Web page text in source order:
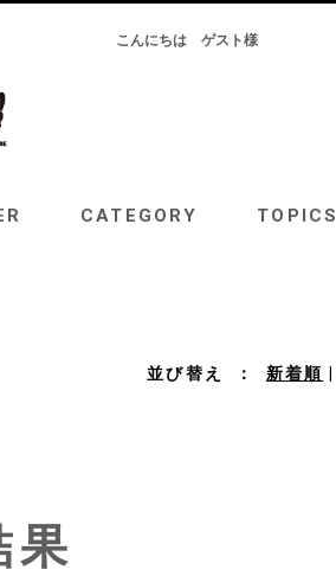
こんにちはゲスト様
CATEGORY TOPICS
並び替え 新着順
果